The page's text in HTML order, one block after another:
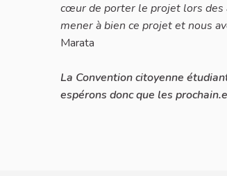
cœur de porter le projet lors des
mener à bien ce projet et nous
Marata
La Convention citoyenne
espérons donc que les